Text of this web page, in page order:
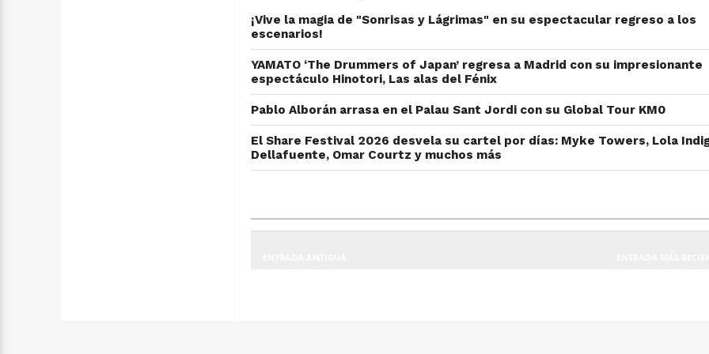
¡Vive la magia de "Sonrisas y Lágrimas" en su espectacular regreso a los
escenarios!
YAMATO ‘The Drummers of Japan’ regresa a Madrid con su impresionante
espectáculo Hinotori, Las alas del Fénix
Pablo Alborán arrasa en el Palau Sant Jordi con su Global Tour KM0
El Share Festival 2026 desvela su cartel por días: Myke Towers, Lola
Dellafuente, Omar Courtz y muchos más